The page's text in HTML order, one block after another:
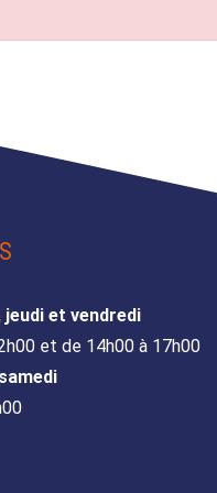
jeudi et vendredi
et de 14h00 à 17h00